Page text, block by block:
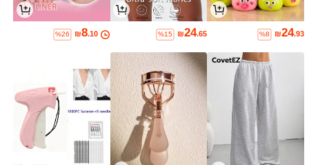
₪24.93
%8
₪24.65
%15
₪8.10
%26